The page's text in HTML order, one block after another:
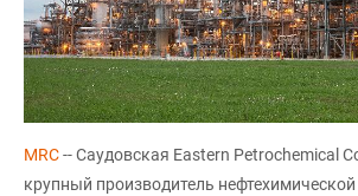
MRC-- Саудовская Eastern Petrochemical
крупный производитель